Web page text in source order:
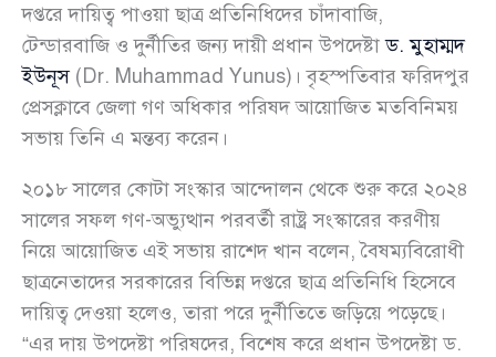
দপ্তরে দায়িত্ব পাওয়া ছাত্র প্রতিনিধিদের চাঁদাবাজি,
টেন্ডারবাজি ও দুর্নীতির জন্য দায়ী প্রধান উপদেষ্টাড. মুহাম্মদ
ইউনূস(Dr. Muhammad Yunus)। বৃহস্পতিবার ফরিদপুর
প্রেসক্লাবে জেলা গণ অধিকার পরিষদ আয়োজিত মতবিনিময়
সভায় তিনি এ মন্তব্য করেন।
২০১৮ সালের কোটা সংস্কার আন্দোলন থেকে শুরু করে ২০২৪
সালের সফল গণ-অভ্যুত্থান পরবর্তী রাষ্ট্র সংস্কারের করণীয়
নিয়ে আয়োজিত এই সভায় রাশেদ খান বলেন, বৈষম্যবিরোধী
ছাত্রনেতাদের সরকারের বিভিন্ন দপ্তরে ছাত্র প্রতিনিধি হিসেবে
দায়িত্ব দেওয়া হলেও, তারা পরে দুর্নীতিতে জড়িয়ে পড়েছে।
“এর দায় উপদেষ্টা পরিষদের, বিশেষ করে প্রধান উপদেষ্টা ড.